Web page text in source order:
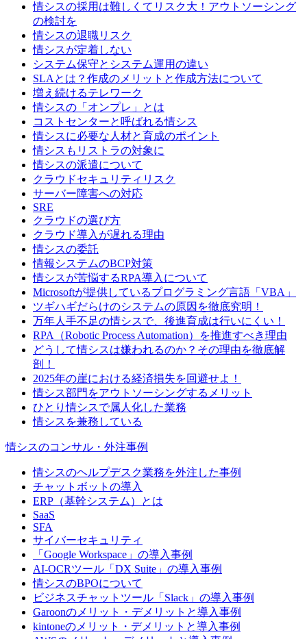
情シスの採用は難しくてリスク大！アウトソーシング
の検討を
情シスの退職リスク
情シスが定着しない
システム保守とシステム運用の違い
SLAとは？作成のメリットと作成方法について
増え続けるテレワーク
情シスの「オンプレ」とは
コストセンターと呼ばれる情シス
情シスに必要な人材と育成のポイント
情シスもリストラの対象に
情シスの派遣について
クラウドセキュリティリスク
サーバー障害への対応
SRE
クラウドの選び方
クラウド導入が遅れる理由
情シスの委託
情報システムのBCP対策
情シスが苦悩するRPA導入について
Microsoftが提供しているプログラミング言語「VBA」
ツギハギだらけのシステムの原因を徹底究明！
万年人手不足の情シスで、後進育成は行いにくい！
RPA（Robotic Process Automation）を推進すべき理由
どうして情シスは嫌われるのか？その理由を徹底解
剖！
2025年の崖における経済損失を回避せよ！
情シス部門をアウトソーシングするメリット
ひとり情シスで属人化した業務
情シスを兼務している
情シスのコンサル・外注事例
情シスのヘルプデスク業務を外注した事例
チャットボットの導入
ERP（基幹システム）とは
SaaS
SFA
サイバーセキュリティ
「Google Workspace」の導入事例
AI-OCRツール「DX Suite」の導入事例
情シスのBPOについて
ビジネスチャットツール「Slack」の導入事例
Garoonのメリット・デメリットと導入事例
kintoneのメリット・デメリットと導入事例